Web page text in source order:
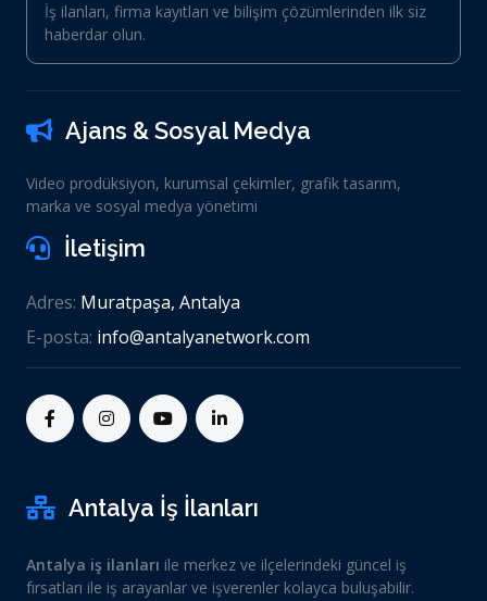
İş ilanları, firma kayıtları ve bilişim çözümlerinden ilk siz
haberdar olun.
Ajans & Sosyal Medya
Video prodüksiyon, kurumsal çekimler, grafik tasarım,
marka ve sosyal medya yönetimi
İletişim
Adres: Muratpaşa, Antalya
E-posta: info@antalyanetwork.com
Antalya İş İlanları
Antalya iş ilanları ile merkez ve ilçelerindeki güncel iş
fırsatları ile iş arayanlar ve işverenler kolayca buluşabilir.